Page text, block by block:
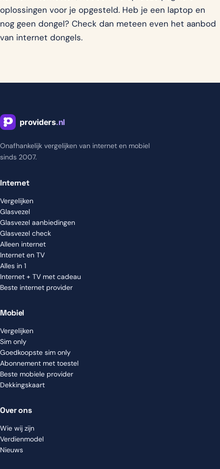
oplossingen voor je opgesteld. Heb je een laptop en
nog geen dongel? Check dan meteen even het aanbod
van internet dongels.
Onafhankelijk vergelijken van internet en mobiel
sinds 2007.
Internet
Vergelijken
Glasvezel
Glasvezel aanbiedingen
Glasvezel check
Alleen internet
Internet en TV
Alles in 1
Internet + TV met cadeau
Beste internet provider
Mobiel
Vergelijken
Sim only
Goedkoopste sim only
Abonnement met toestel
Beste mobiele provider
Dekkingskaart
Over ons
Wie wij zijn
Verdienmodel
Nieuws